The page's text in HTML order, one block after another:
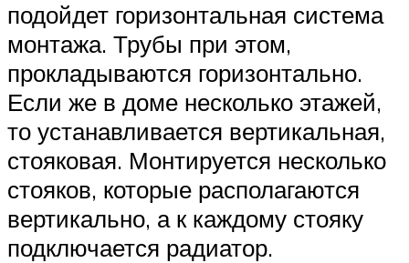
подойдет горизонтальная система
монтажа. Трубы при этом,
прокладываются горизонтально.
Если же в доме несколько этажей,
то устанавливается вертикальная,
стояковая. Монтируется несколько
стояков, которые располагаются
вертикально, а к каждому стояку
подключается радиатор.